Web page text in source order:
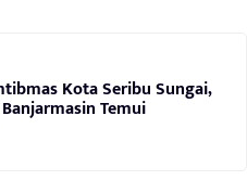
Kota Seribu Sungai,
Temui